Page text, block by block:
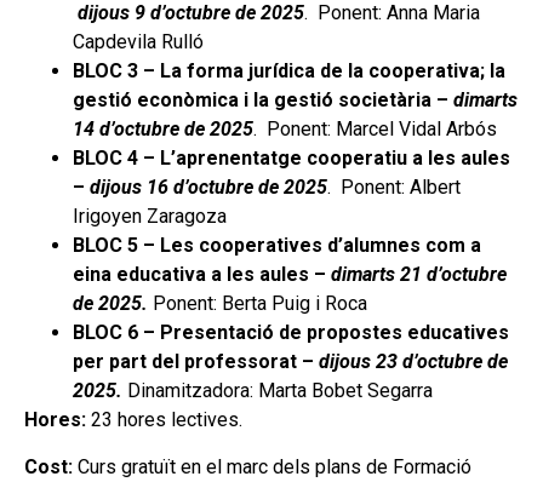
dijous 9 d’octubre de 2025. Ponent: Anna Maria
Capdevila Rulló
BLOC 3 – La forma jurídica de la cooperativa; la
gestió econòmica i la gestió societària – dimarts
14 d’octubre de 2025. Ponent: Marcel Vidal Arbós
BLOC 4 – L’aprenentatge cooperatiu a les aules
– dijous 16 d’octubre de 2025. Ponent: Albert
Irigoyen Zaragoza
BLOC 5 – Les cooperatives d’alumnes com a
eina educativa a les aules – dimarts 21 d’octubre
de 2025. Ponent: Berta Puig i Roca
BLOC 6 – Presentació de propostes educatives
per part del professorat – dijous 23 d’octubre de
2025. Dinamitzadora: Marta Bobet Segarra
Hores: 23 hores lectives.
Cost: Curs gratuït en el marc dels plans de Formació